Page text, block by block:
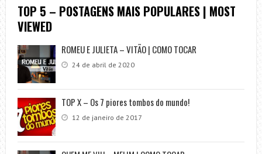
TOP 5 – POSTAGENS MAIS POPULARES | MOST
VIEWED
ROMEU E JULIETA – VITÃO | COMO TOCAR
24 de abril de 2020
TOP X – Os 7 piores tombos do mundo!
12 de janeiro de 2017